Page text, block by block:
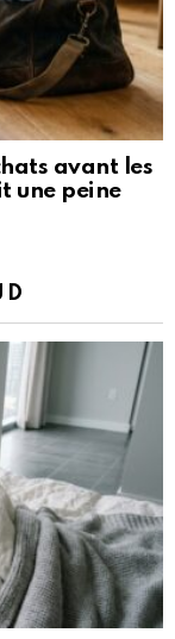
avant les
une peine